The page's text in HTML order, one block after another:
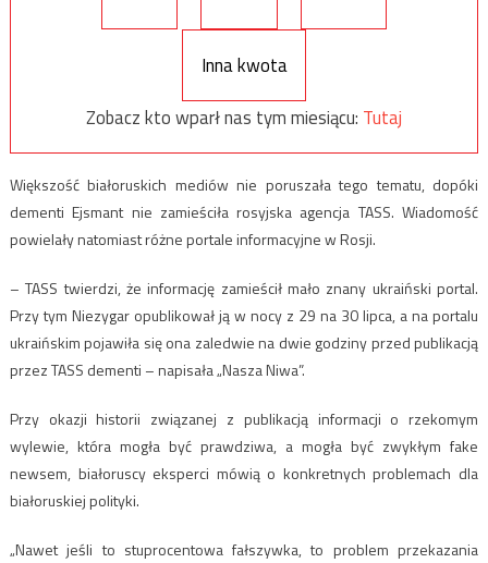
Inna kwota
Zobacz kto wparł nas tym miesiącu: Tutaj
Większość białoruskich mediów nie poruszała tego tematu, dopóki
dementi Ejsmant nie zamieściła rosyjska agencja TASS. Wiadomość
powielały natomiast różne portale informacyjne w Rosji.
– TASS twierdzi, że informację zamieścił mało znany ukraiński portal.
Przy tym Niezygar opublikował ją w nocy z 29 na 30 lipca, a na portalu
ukraińskim pojawiła się ona zaledwie na dwie godziny przed publikacją
przez TASS dementi – napisała „Nasza Niwa”.
Przy okazji historii związanej z publikacją informacji o rzekomym
wylewie, która mogła być prawdziwa, a mogła być zwykłym fake
newsem, białoruscy eksperci mówią o konkretnych problemach dla
białoruskiej polityki.
„Nawet jeśli to stuprocentowa fałszywka, to problem przekazania